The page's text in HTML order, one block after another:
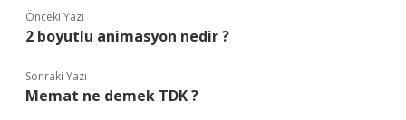
Önceki Yazı
2 boyutlu animasyon nedir ?
Sonraki Yazı
Memat ne demek TDK ?